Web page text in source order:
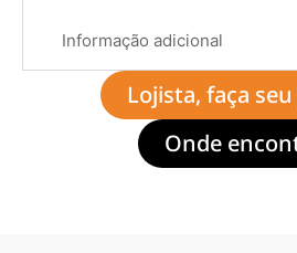
Informação adicional
Lojista, faça
Onde